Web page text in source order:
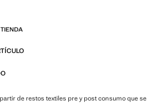
de restos textiles pre y post consumo que se